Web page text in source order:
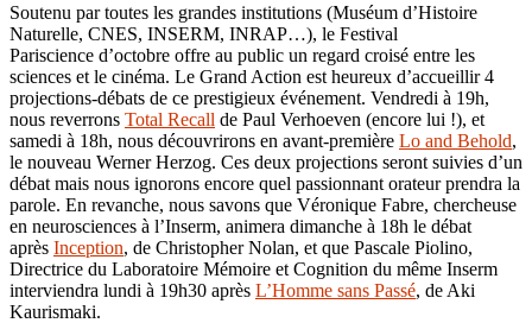
Soutenu par toutes les grandes institutions (Muséum d’Histoire
Naturelle, CNES, INSERM, INRAP…), le Festival
Pariscience d’octobre offre au public un regard croisé entre les
sciences et le cinéma. Le Grand Action est heureux d’accueillir 4
projections-débats de ce prestigieux événement. Vendredi à 19h,
nous reverrons Total Recall de Paul Verhoeven (encore lui !), et
samedi à 18h, nous découvrirons en avant-première Lo and Behold,
le nouveau Werner Herzog. Ces deux projections seront suivies d’un
débat mais nous ignorons encore quel passionnant orateur prendra la
parole. En revanche, nous savons que Véronique Fabre, chercheuse
en neurosciences à l’Inserm, animera dimanche à 18h le débat
après Inception, de Christopher Nolan, et que Pascale Piolino,
Directrice du Laboratoire Mémoire et Cognition du même Inserm
interviendra lundi à 19h30 après L’Homme sans Passé, de Aki
Kaurismaki.